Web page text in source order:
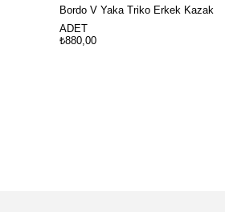
Bordo V Yaka Triko Erkek Kazak
ADET
₺880,00